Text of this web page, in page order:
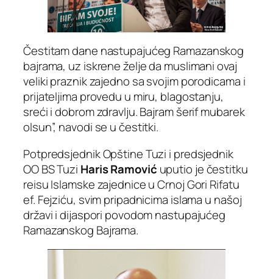
Čestitam dane nastupajućeg Ramazanskog
bajrama, uz iskrene želje da muslimani ovaj
veliki praznik zajedno sa svojim porodicama i
prijateljima provedu u miru, blagostanju,
sreći i dobrom zdravlju. Bajram šerif mubarek
olsun”, navodi se u čestitki.
Potpredsjednik Opštine Tuzi i predsjednik
OO BS Tuzi Haris Ramović uputio je čestitku
reisu Islamske zajednice u Crnoj Gori Rifatu
ef. Fejziću, svim pripadnicima islama u našoj
državi i dijaspori povodom nastupajućeg
Ramazanskog Bajrama.